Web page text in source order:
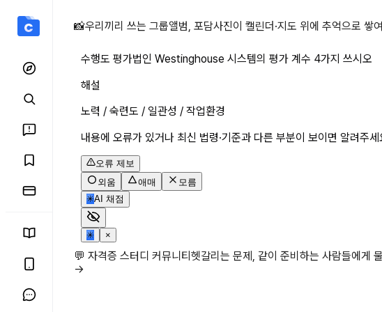
수행도 평가법인 Westinghouse
📸우리끼리 쓰는 그룹앨범, 포담사진이 캘린더·지도 위에 추억으로 쌓
수행도 평가법인 Westinghouse 시스템의 평가 계수 4가지 쓰시오
해설
노력 / 숙련도 / 일관성 / 작업환경
내용에 오류가 있거나 최신 법령·기준과 다른 부분이 보이면 알려주
오류 제보
외움
애매
모름
✳AI 채점
✳ ×
💬 자격증 스터디 커뮤니티헷갈리는 문제, 같이 준비하는 사람들에게
→